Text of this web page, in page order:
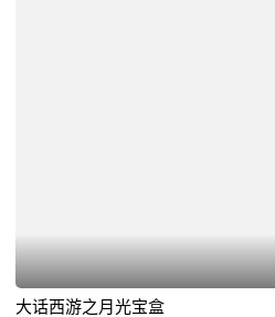
大话西游之月光宝盒